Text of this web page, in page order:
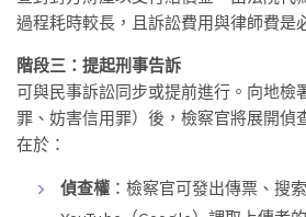
過程耗時較長，且訴訟費用與律師費是
階段三：提起刑事告訴
可與民事訴訟同步或提前進行。向地檢
罪、妨害信用罪）後，檢察官將展開偵
在於：
偵查權 ：檢察官可發出傳票、搜